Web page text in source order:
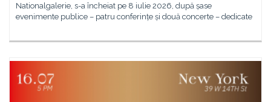
Nationalgalerie, s-a încheiat pe 8 iulie 2026, după șase
evenimente publice – patru conferințe și două concerte – dedicate